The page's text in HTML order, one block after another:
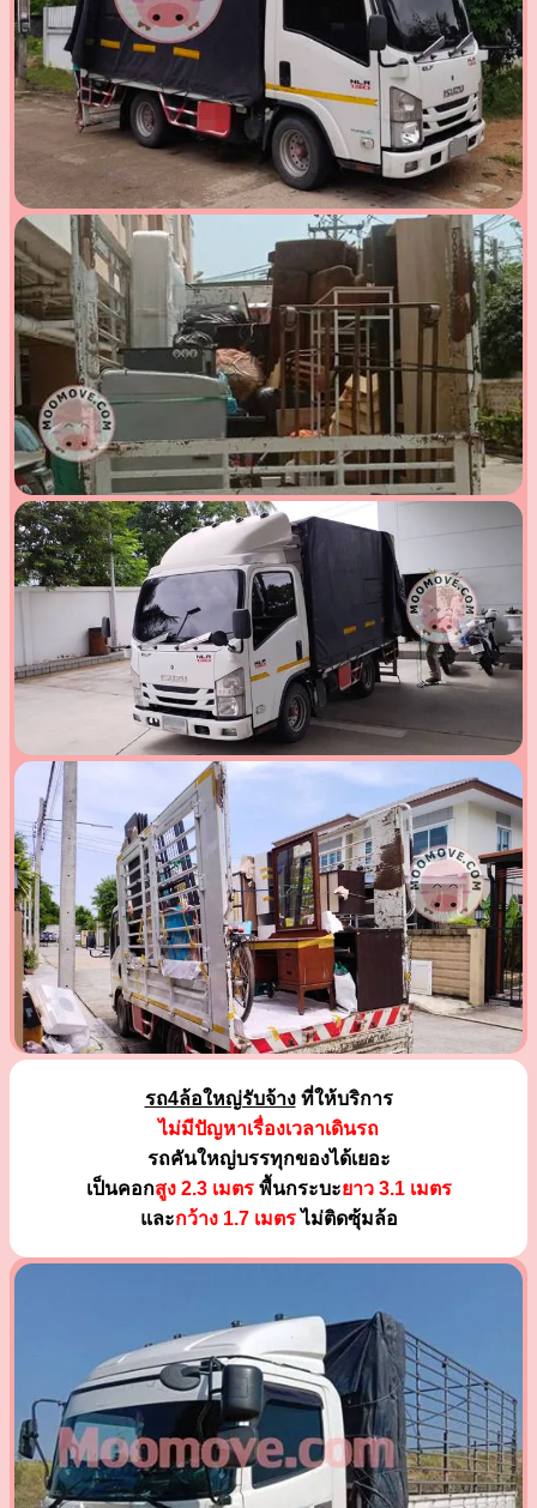
รถ4ล้อใหญ่รับจ้างที่ให้บริการ
ไม่มีปัญหาเรื่องเวลาเดินรถ
รถคันใหญ่บรรทุกของได้เยอะ
เป็นคอกสูง 2.3 เมตรพื้นกระบะยาว 3.1 เมตร
และกว้าง 1.7 เมตรไม่ติดซุ้มล้อ